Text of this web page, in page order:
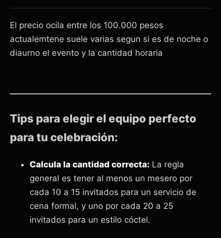
El precio ocila entre los 100.000 pesos
actualemtene suele varias segun si es de noche o
diaurno el evento y la cantidad horaria
Tips para elegir el equipo perfecto
para tu celebración:
Calcula la cantidad correcta: La regla
general es tener al menos un mesero por
cada 10 a 15 invitados para un servicio de
cena formal, y uno por cada 20 a 25
invitados para un estilo cóctel.